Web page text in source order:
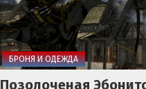
БРОНЯ И ОДЕЖДА
Позолоченая